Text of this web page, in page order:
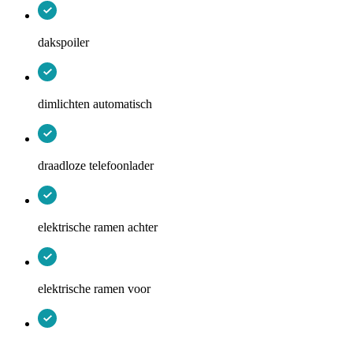
dakspoiler
dimlichten automatisch
draadloze telefoonlader
elektrische ramen achter
elektrische ramen voor